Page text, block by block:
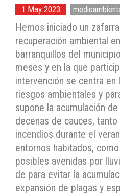
1 May 2023
Hemos iniciado un
recuperación ambiental
barranquillos del
meses y en la que
intervención se centra en
riesgos ambientales y
supone la acumulación
decenas de cauces,
incendios durante el
entornos habitados,
posibles avenidas por
de para evitar la
expansión de plagas y